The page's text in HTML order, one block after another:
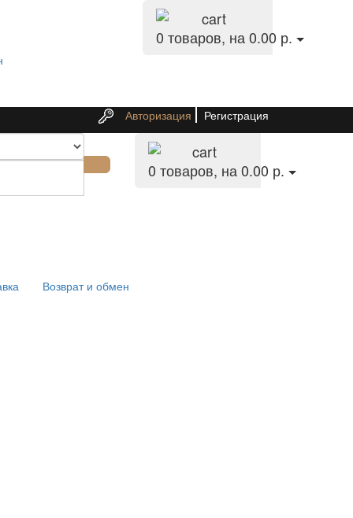
0 товаров, на 0.00 р.
Авторизация Регистрация
0 товаров, на 0.00 р.
Возврат и обмен